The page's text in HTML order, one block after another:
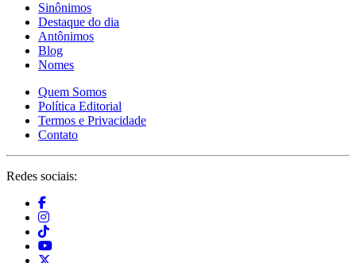
Sinônimos
Destaque do dia
Antônimos
Blog
Nomes
Quem Somos
Política Editorial
Termos e Privacidade
Contato
Redes sociais: